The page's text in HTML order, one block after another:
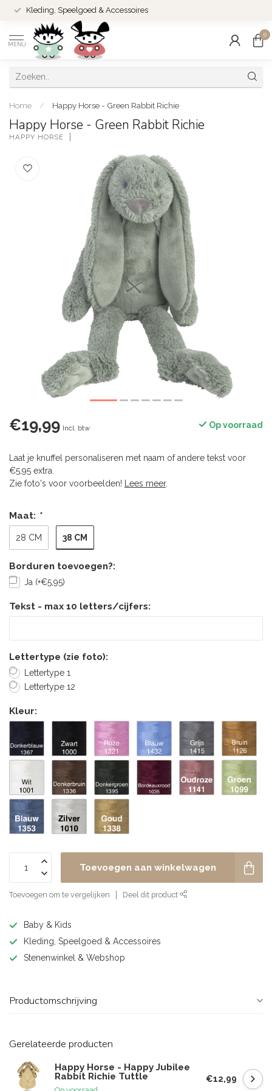
Kleding, Speelgoed & Accessoires
MENU
0
Home / Happy Horse - Green Rabbit Richie
Happy Horse - Green Rabbit Richie
HAPPY HORSE
€19,99 Incl. btw Op voorraad
Laat je knuffel personaliseren met naam of andere tekst voor
€5,95 extra.
Zie foto's voor voorbeelden!
Lees meer.
Maat: *
28 CM 38 CM
Borduren toevoegen?:
Ja (+€5,95)
Tekst - max 10 letters/cijfers:
Lettertype (zie foto):
Lettertype 1
Lettertype 12
Kleur:
Toevoegen aan winkelwagen
Toevoegen om te vergelijken Deel dit product
Baby & Kids
Kleding, Speelgoed & Accessoires
Stenenwinkel & Webshop
Productomschrijving
Gerelateerde producten
Happy Horse - Happy Jubilee
Rabbit Richie Tuttle
€12,99